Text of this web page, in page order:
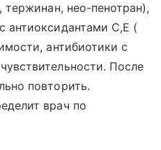
тержинан, нео-пенотран),
антиоксидантами С,Е (
антибиотики с
После
повторить.
врач по